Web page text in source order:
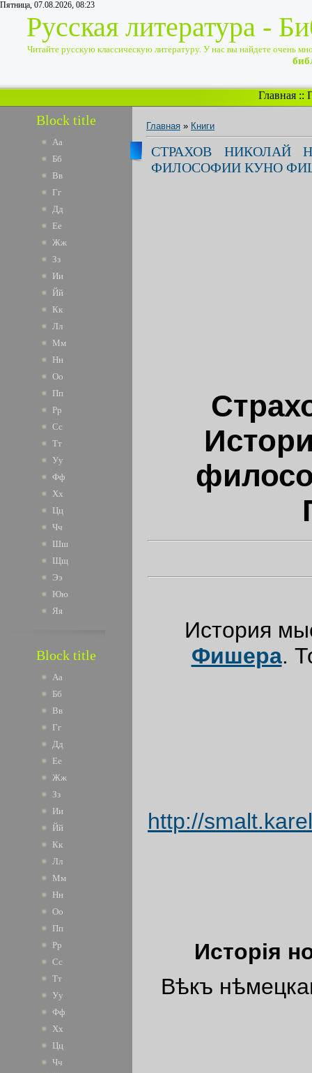
Пятница, 07.08.2026, 08:23
Русская литература -
Читайте русскую классическую литературу. У нас вы найдете очень
Главная ::
Block title
Аа
Бб
Вв
Гг
Дд
Ее
Жж
Зз
Ии
Йй
Кк
Лл
Мм
Нн
Оо
Пп
Рр
Сс
Тт
Уу
Фф
Хх
Цц
Чч
Шш
Щщ
Ээ
Юю
Яя
Block title
Аа
Бб
Вв
Гг
Дд
Ее
Жж
Зз
Ии
Йй
Кк
Лл
Мм
Нн
Оо
Пп
Рр
Сс
Тт
Уу
Фф
Хх
Цц
Чч
Главная » Книги
СТРАХОВ НИКОЛАЙ
ФИЛОСОФИИ КУНО
История
Фишера.
http://
Исторiя
Вѣкъ